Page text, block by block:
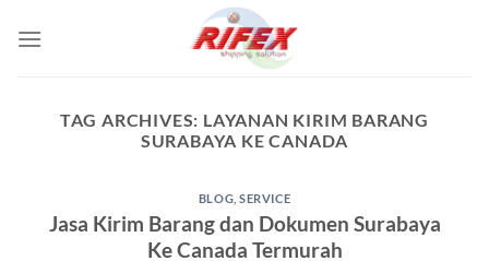
TAG ARCHIVES: LAYANAN KIRIM BARANG
SURABAYA KE CANADA
BLOG ,SERVICE
Jasa Kirim Barang dan Dokumen Surabaya
Ke Canada Termurah